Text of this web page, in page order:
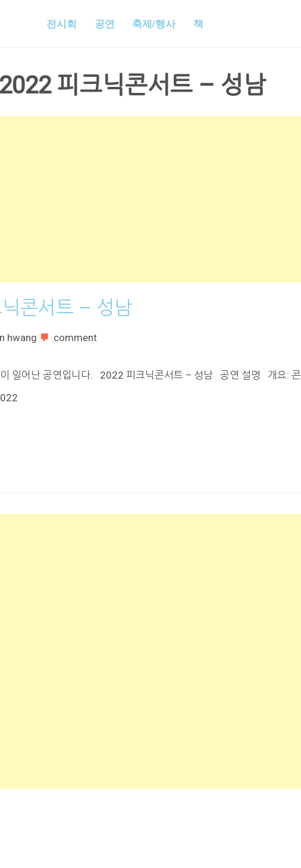
전시회 공연 축제/행사 책
2022 피크닉콘서트 – 성남
콘서트 – 성남
hwang comment
일어난 공연입니다. 2022 피크닉콘서트 – 성남 공연 설명 개요: 콘